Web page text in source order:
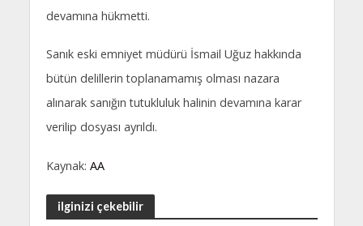
devamına hükmetti.
Sanık eski emniyet müdürü İsmail Uğuz hakkında
bütün delillerin toplanamamış olması nazara
alınarak sanığın tutukluluk halinin devamına karar
verilip dosyası ayrıldı.
Kaynak: AA
ilginizi çekebilir